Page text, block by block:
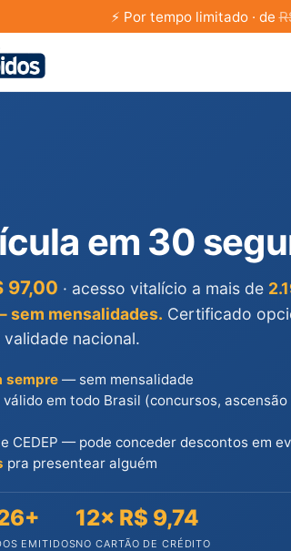
⚡ Por tempo limitado · de
em 30
97,00 · acesso vitalício a mais de
sem mensalidades. Certificado
nacional.
sempre — sem mensalidade
em todo Brasil (concursos,
CEDEP — pode conceder descontos em
pra presentear alguém
EMITIDOS
12× R$ 9,74
NO CARTÃO DE CRÉDITO